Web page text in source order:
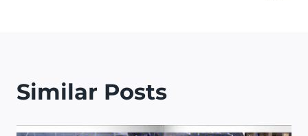
Similar Posts